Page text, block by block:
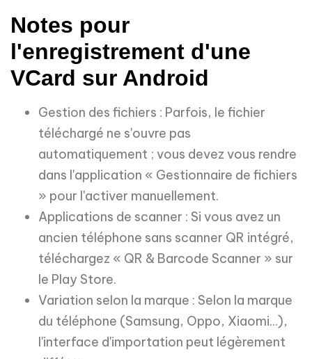
Notes pour
l'enregistrement d'une
VCard sur Android
Gestion des fichiers : Parfois, le fichier
téléchargé ne s'ouvre pas
automatiquement ; vous devez vous rendre
dans l'application « Gestionnaire de fichiers
» pour l'activer manuellement.
Applications de scanner : Si vous avez un
ancien téléphone sans scanner QR intégré,
téléchargez « QR & Barcode Scanner » sur
le Play Store.
Variation selon la marque : Selon la marque
du téléphone (Samsung, Oppo, Xiaomi...),
l'interface d'importation peut légèrement